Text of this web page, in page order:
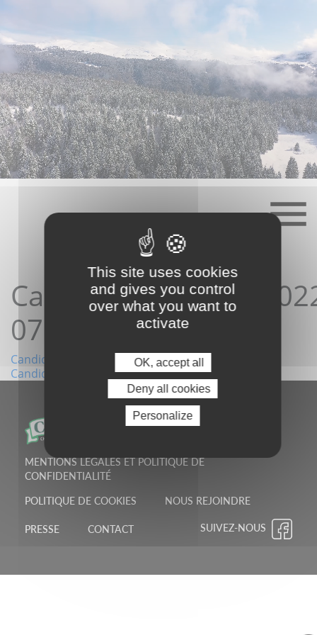
content
Candidature08/04/
07:54:11
Navigation
l’article
Candidature06/04/2022 08:55:04
Candidature08/04/2022 08:04:02
MENTIONS LÉGALES ET POLITIQUE DE
CONFIDENTIALITÉ
POLITIQUE DE COOKIES NOUS REJOINDRE
PRESSE CONTACT SUIVEZ-NOUS
This site uses cookies
and gives you control
over what you want to
activate
OK, accept all
Deny all cookies
Personalize